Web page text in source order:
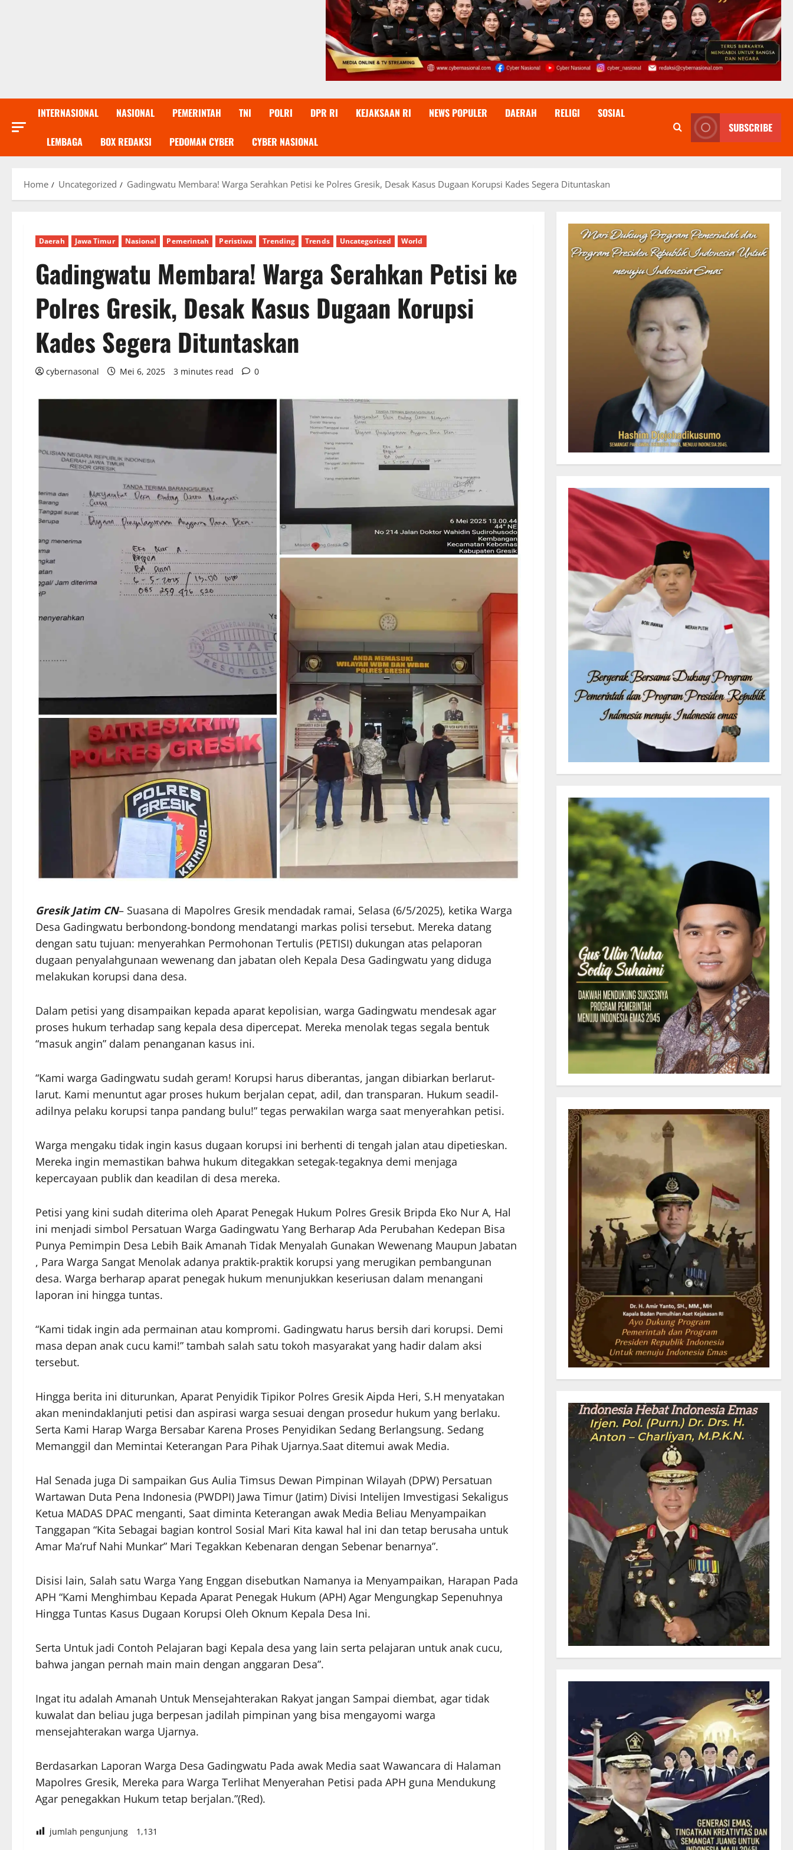
INTERNASIONAL NASIONAL PEMERINTAH TNI POLRI DPR RI KEJAKSAAN RI NEWS POPULER DAERAH RELIGI SOSIAL
LEMBAGA BOX REDAKSI PEDOMAN CYBER CYBER NASIONAL
SUBSCRIBE
Home Uncategorized Gadingwatu Membara! Warga Serahkan Petisi ke Polres Gresik, Desak Kasus Dugaan Korupsi Kades Segera Dituntaskan
Daerah Jawa Timur Nasional Pemerintah Peristiwa Trending Trends Uncategorized World
Gadingwatu Membara! Warga Serahkan Petisi ke
Polres Gresik, Desak Kasus Dugaan Korupsi
Kades Segera Dituntaskan
cybernasonal Mei 6, 2025 3 minutes read 0
Gresik Jatim CN– Suasana di Mapolres Gresik mendadak ramai, Selasa (6/5/2025), ketika Warga
Desa Gadingwatu berbondong-bondong mendatangi markas polisi tersebut. Mereka datang
dengan satu tujuan: menyerahkan Permohonan Tertulis (PETISI) dukungan atas pelaporan
dugaan penyalahgunaan wewenang dan jabatan oleh Kepala Desa Gadingwatu yang diduga
melakukan korupsi dana desa.
Dalam petisi yang disampaikan kepada aparat kepolisian, warga Gadingwatu mendesak agar
proses hukum terhadap sang kepala desa dipercepat. Mereka menolak tegas segala bentuk
“masuk angin” dalam penanganan kasus ini.
“Kami warga Gadingwatu sudah geram! Korupsi harus diberantas, jangan dibiarkan berlarut-
larut. Kami menuntut agar proses hukum berjalan cepat, adil, dan transparan. Hukum seadil-
adilnya pelaku korupsi tanpa pandang bulu!” tegas perwakilan warga saat menyerahkan petisi.
Warga mengaku tidak ingin kasus dugaan korupsi ini berhenti di tengah jalan atau dipetieskan.
Mereka ingin memastikan bahwa hukum ditegakkan setegak-tegaknya demi menjaga
kepercayaan publik dan keadilan di desa mereka.
Petisi yang kini sudah diterima oleh Aparat Penegak Hukum Polres Gresik Bripda Eko Nur A, Hal
ini menjadi simbol Persatuan Warga Gadingwatu Yang Berharap Ada Perubahan Kedepan Bisa
Punya Pemimpin Desa Lebih Baik Amanah Tidak Menyalah Gunakan Wewenang Maupun Jabatan
, Para Warga Sangat Menolak adanya praktik-praktik korupsi yang merugikan pembangunan
desa. Warga berharap aparat penegak hukum menunjukkan keseriusan dalam menangani
laporan ini hingga tuntas.
“Kami tidak ingin ada permainan atau kompromi. Gadingwatu harus bersih dari korupsi. Demi
masa depan anak cucu kami!” tambah salah satu tokoh masyarakat yang hadir dalam aksi
tersebut.
Hingga berita ini diturunkan, Aparat Penyidik Tipikor Polres Gresik Aipda Heri, S.H menyatakan
akan menindaklanjuti petisi dan aspirasi warga sesuai dengan prosedur hukum yang berlaku.
Serta Kami Harap Warga Bersabar Karena Proses Penyidikan Sedang Berlangsung. Sedang
Memanggil dan Memintai Keterangan Para Pihak Ujarnya.Saat ditemui awak Media.
Hal Senada juga Di sampaikan Gus Aulia Timsus Dewan Pimpinan Wilayah (DPW) Persatuan
Wartawan Duta Pena Indonesia (PWDPI) Jawa Timur (Jatim) Divisi Intelijen Imvestigasi Sekaligus
Ketua MADAS DPAC menganti, Saat diminta Keterangan awak Media Beliau Menyampaikan
Tanggapan “Kita Sebagai bagian kontrol Sosial Mari Kita kawal hal ini dan tetap berusaha untuk
Amar Ma’ruf Nahi Munkar” Mari Tegakkan Kebenaran dengan Sebenar benarnya”.
Disisi lain, Salah satu Warga Yang Enggan disebutkan Namanya ia Menyampaikan, Harapan Pada
APH “Kami Menghimbau Kepada Aparat Penegak Hukum (APH) Agar Mengungkap Sepenuhnya
Hingga Tuntas Kasus Dugaan Korupsi Oleh Oknum Kepala Desa Ini.
Serta Untuk jadi Contoh Pelajaran bagi Kepala desa yang lain serta pelajaran untuk anak cucu,
bahwa jangan pernah main main dengan anggaran Desa”.
Ingat itu adalah Amanah Untuk Mensejahterakan Rakyat jangan Sampai diembat, agar tidak
kuwalat dan beliau juga berpesan jadilah pimpinan yang bisa mengayomi warga
mensejahterakan warga Ujarnya.
Berdasarkan Laporan Warga Desa Gadingwatu Pada awak Media saat Wawancara di Halaman
Mapolres Gresik, Mereka para Warga Terlihat Menyerahan Petisi pada APH guna Mendukung
Agar penegakkan Hukum tetap berjalan.”(Red).
jumlah pengunjung 1,131